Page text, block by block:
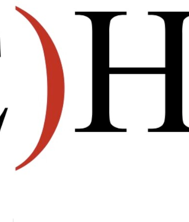
Revista Estudos Hum(e)anos